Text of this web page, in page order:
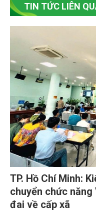
TIN TỨC LIÊN
TP. Hồ Chí Minh:
chuyển chức
đai về cấp xã